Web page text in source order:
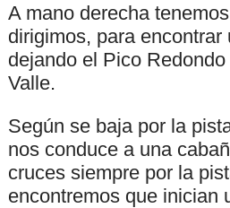
A mano derecha
dirigimos, para
dejando el Pico
Valle.
Según se baja por la
nos conduce a una
cruces siempre por la
encontremos que inician